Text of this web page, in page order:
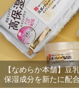
【なめらか本舗】豆
保湿成分を新たに配